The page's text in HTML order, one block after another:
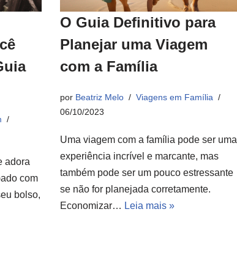
adora
com
bolso,
O Guia Definitivo para
Planejar uma Viagem
com a Família
por Beatriz Melo
Viagens em Família
06/10/2023
Uma viagem com a família pode ser uma
experiência incrível e marcante, mas
também pode ser um pouco estressante
se não for planejada corretamente.
Economizar… Leia mais »